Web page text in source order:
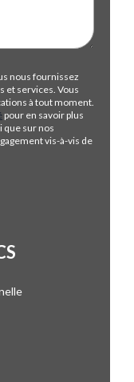
nous fournissez
et services. Vous
à tout moment.
pour en savoir plus
que sur nos
vis-à-vis de